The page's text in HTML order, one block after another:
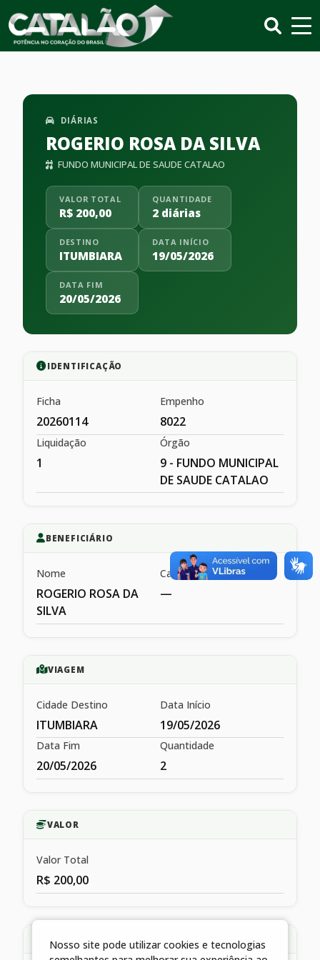
DIÁRIAS
ROGERIO ROSA DA SILVA
FUNDO MUNICIPAL DE SAUDE CATALAO
VALOR TOTAL
R$ 200,00
QUANTIDADE
2 diárias
DESTINO
ITUMBIARA
DATA INÍCIO
19/05/2026
DATA FIM
20/05/2026
IDENTIFICAÇÃO
Ficha
20260114
Empenho
8022
Liquidação
1
Órgão
9 - FUNDO MUNICIPAL
DE SAUDE CATALAO
BENEFICIÁRIO
Nome
ROGERIO ROSA DA
SILVA
Cargo
—
VIAGEM
Cidade Destino
ITUMBIARA
Data Início
19/05/2026
Data Fim
20/05/2026
Quantidade
2
VALOR
Valor Total
R$ 200,00
HISTÓRICO
Nosso site pode utilizar cookies e tecnologias